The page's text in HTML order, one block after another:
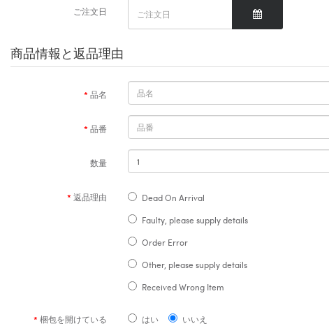
ご注文日
商品情報と返品理由
品名
品番
数量
返品理由
Dead On Arrival
Faulty, please supply details
Order Error
Other, please supply details
Received Wrong Item
梱包を開けている はい いいえ